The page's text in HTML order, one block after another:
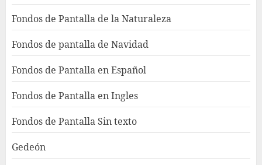
Fondos de Pantalla de la Naturaleza
Fondos de pantalla de Navidad
Fondos de Pantalla en Español
Fondos de Pantalla en Ingles
Fondos de Pantalla Sin texto
Gedeón